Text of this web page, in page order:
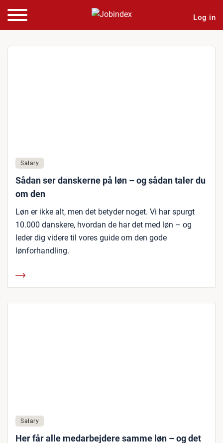
Log in
Salary
Sådan ser danskerne på løn – og sådan taler du
om den
Løn er ikke alt, men det betyder noget. Vi har spurgt
10.000 danskere, hvordan de har det med løn – og
leder dig videre til vores guide om den gode
lønforhandling.
Salary
Her får alle medarbejdere samme løn – og det